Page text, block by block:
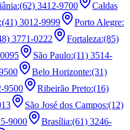
:(62) 3412-9700
Caldas
:(41) 3012-9999 Porto Alegre:
3771-0222 Fortaleza:(85)
São Paulo:(11) 3514-
Belo Horizonte:(31)
9500 Ribeirão Preto:(16)
São José dos Campos:(12)
9000 Brasília:(61) 3246-